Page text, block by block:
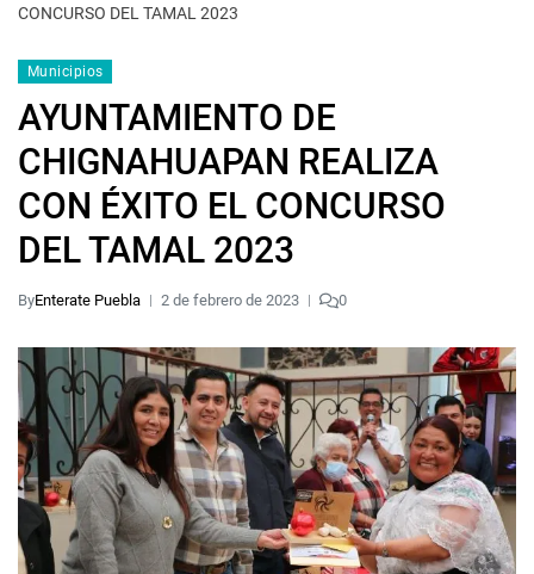
CONCURSO DEL TAMAL 2023
Municipios
AYUNTAMIENTO DE
CHIGNAHUAPAN REALIZA
CON ÉXITO EL CONCURSO
DEL TAMAL 2023
ByEnterate Puebla 2 de febrero de 2023 0